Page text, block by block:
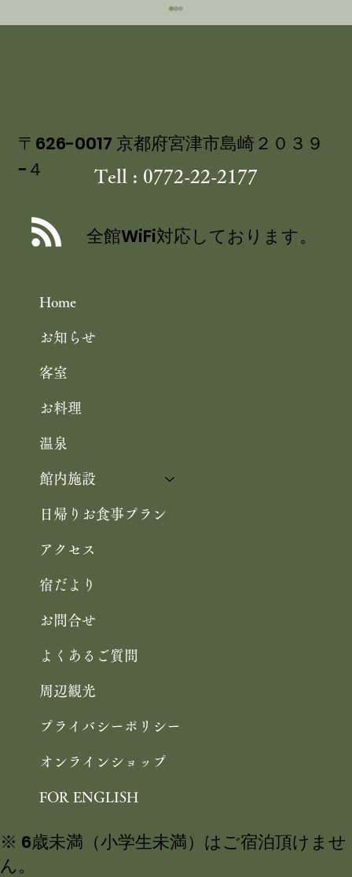
／舞鶴引揚記念館 企画展「ウズベキス
Home
お知らせ
客室
お料理
温泉
館内施設
日帰りお食事プラン
アクセス
宿だより
お問合せ
よくあるご質問
周辺観光
プライバシーポリシー
オンラインショップ
FOR ENGLISH
〒626-0017 京都府宮津市島崎２０３９
−４
Tell : 0772-22-2177
全館WiFi対応しております。
※ 6歳未満（小学生未満）はご宿泊頂けませ
ん。